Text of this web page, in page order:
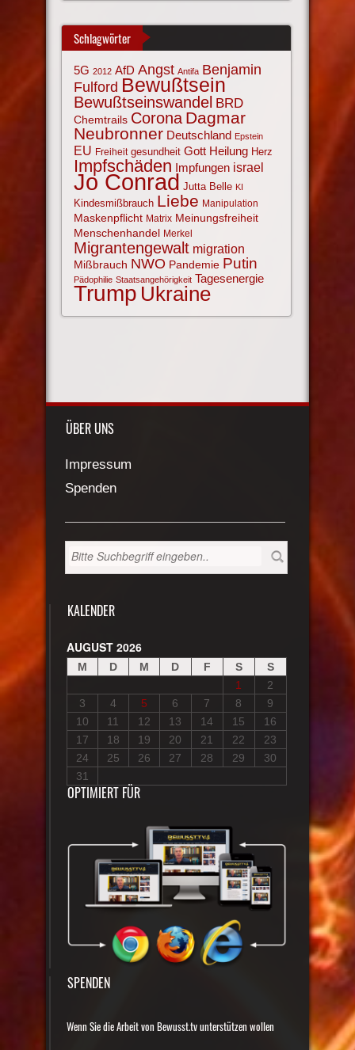
Schlagwörter
5G 2012 AfD Angst Antifa Benjamin
Fulford Bewußtsein
Bewußtseinswandel BRD
Chemtrails Corona Dagmar
Neubronner Deutschland Epstein
EU Freiheit gesundheit Gott Heilung Herz
Impfschäden Impfungen israel
Jo Conrad Jutta Belle KI
Kindesmißbrauch Liebe Manipulation
Maskenpflicht Matrix Meinungsfreiheit
Menschenhandel Merkel
Migrantengewalt migration
Mißbrauch NWO Pandemie Putin
Pädophilie Staatsangehörigkeit Tagesenergie
Trump Ukraine
ÜBER UNS
Impressum
Spenden
KALENDER
AUGUST 2026
M D M D F S
S
1
2
3
4 5 6 7 8
9
10
11 12 13 14 15
16
17
18 19 20 21 22
23
24
25 26 27 28 29
30
31
OPTIMIERT FÜR
SPENDEN
Wenn Sie die Arbeit von Bewusst.tv unterstützen wollen